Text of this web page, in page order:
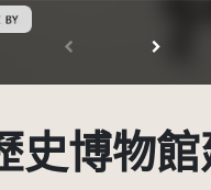
創用CC姓名標示 3.0 台灣及其後版本
史博物